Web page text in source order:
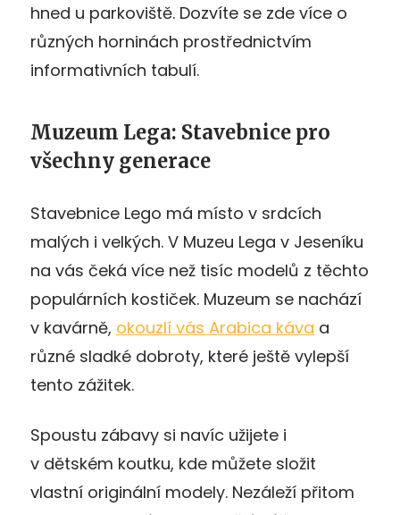
hned u parkoviště. Dozvíte se zde více o
různých horninách prostřednictvím
informativních tabulí.
Muzeum Lega: Stavebnice pro
všechny generace
Stavebnice Lego má místo v srdcích
malých i velkých. V Muzeu Lega v Jeseníku
na vás čeká více než tisíc modelů z těchto
populárních kostiček. Muzeum se nachází
v kavárně, okouzlí vás Arabica káva a
různé sladké dobroty, které ještě vylepší
tento zážitek.
Spoustu zábavy si navíc užijete i
v dětském koutku, kde můžete složit
vlastní originální modely. Nezáleží přitom